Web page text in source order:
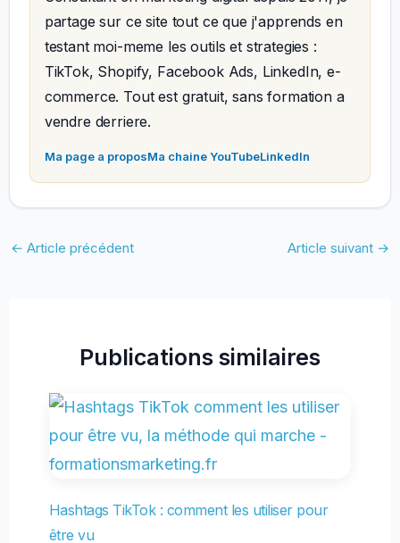
partage sur ce site tout ce que j'apprends en
testant moi-meme les outils et strategies :
TikTok, Shopify, Facebook Ads, LinkedIn, e-
commerce. Tout est gratuit, sans formation a
vendre derriere.
Ma page a proposMa chaine YouTubeLinkedIn
← Article précédent Article suivant →
Publications similaires
Hashtags TikTok : comment les utiliser pour
être vu